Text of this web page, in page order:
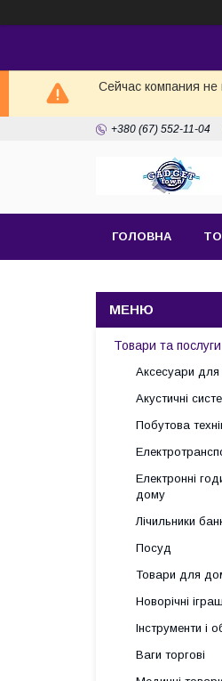
Сейчас компания
+380 (67) 552-11-04
ГОЛОВНА
Товари та послуги
Аксесуари для
Акустичні
Побутова
Електронні
дому
Лічильники
Посуд
Товари для
Новорічні
Інструменти і
Ваги торгові